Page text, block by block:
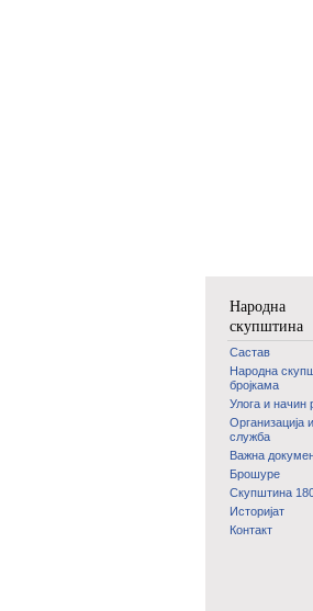
Народна
скупштина
Састав
Народна
бројкама
Улога и начин
Организација
служба
Важна
Брошуре
Скупштина
Историјат
Контакт